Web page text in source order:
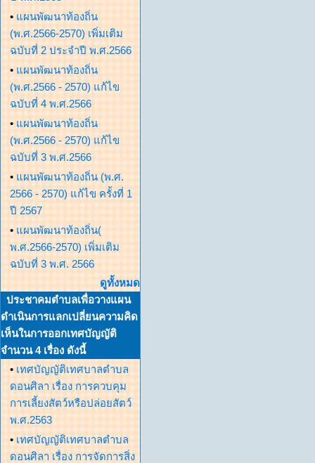
• แผนพัฒนาท้องถิ่น
(พ.ศ.2566-2570) เพิ่มเติม
ฉบับที่ 2 ประจำปี พ.ศ.2566
• แผนพัฒนาท้องถิ่น
(พ.ศ.2566 - 2570) แก้ไข
ฉบับที่ 4 พ.ศ.2566
• แผนพัฒนาท้องถิ่น
(พ.ศ.2566 - 2570) แก้ไข
ฉบับที่ 3 พ.ศ.2566
• แผนพัฒนาท้องถิ่น (พ.ศ.
2566 - 2570) แก้ไข ครั้งที่ 1
ปี 2567
• แผนพัฒนาท้องถิ่น(
พ.ศ.2566-2570) เพิ่มเติม
ฉบับที่ 3 พ.ศ. 2566
ดูทั้งหมด
ประชาคมตำบลเพื่อวางแผน
ดำเนินการแลกเปลี่ยนความคิด
เห็นในการออกเทศบัญญัติ
จำนวน 4 เรื่อง ดังนี้
• เทศบัญญัติเทศบาลตำบล
ดอนศิลา เรื่อง การควบคุม
การเลี้ยงสัตว์หรือปล่อยสัตว์
พ.ศ.2563
• เทศบัญญัติเทศบาลตำบล
ดอนศิลา เรื่อง การจัดการสิ่ง